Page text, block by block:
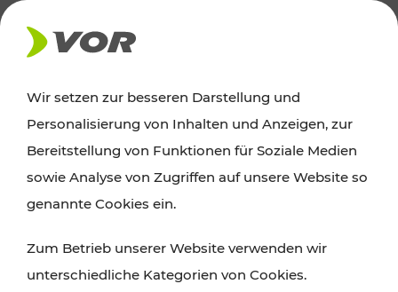
AKTUELLES
Ausflugstipps
Wien, Niederösterreich und das Burgenland
Wanderungen, Kultur und Gastronomie,
Radtouren oder purer Naturgenuss – viele
Wir setzen zur besseren Darstellung und
Personalisierung von Inhalten und Anzeigen, zur
Bereitstellung von Funktionen für Soziale Medien
sowie Analyse von Zugriffen auf unsere Website so
genannte Cookies ein.
Zum Betrieb unserer Website verwenden wir
unterschiedliche Kategorien von Cookies.